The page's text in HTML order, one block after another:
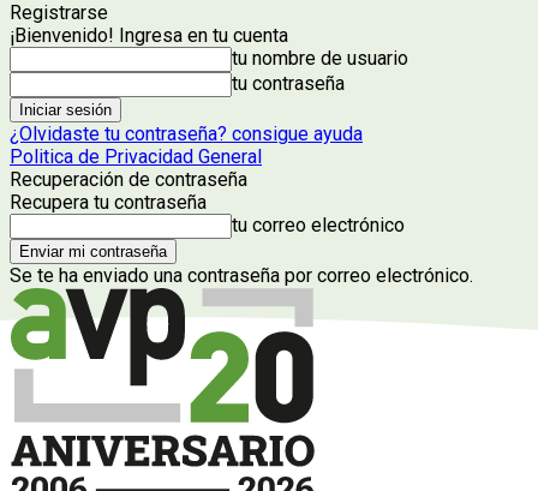
Registrarse
¡Bienvenido! Ingresa en tu cuenta
tu nombre de usuario
tu contraseña
¿Olvidaste tu contraseña? consigue ayuda
Politica de Privacidad General
Recuperación de contraseña
Recupera tu contraseña
tu correo electrónico
Se te ha enviado una contraseña por correo electrónico.